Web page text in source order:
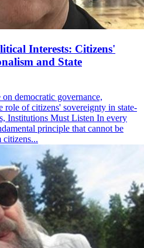
Interests: Citizens'
and State
democratic governance,
role of citizens' sovereignty in state-
Institutions Must Listen In every
principle that cannot be
citizens...